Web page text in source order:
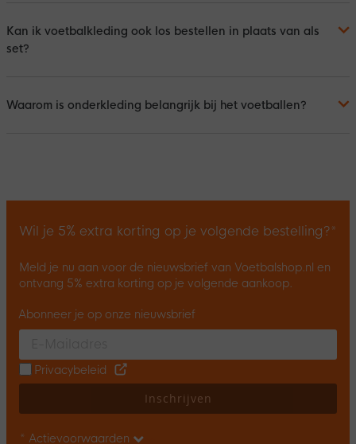
Kan ik voetbalkleding ook los bestellen in plaats van als
set?
Waarom is onderkleding belangrijk bij het voetballen?
Wil je 5% extra korting op je volgende bestelling?*
Meld je nu aan voor de nieuwsbrief van Voetbalshop.nl en
ontvang 5% extra korting op je volgende aankoop.
Enter your email and accept the privacy policy to subscribe to
Abonneer je op onze nieuwsbrief
Privacybeleid
Inschrijven
* Actievoorwaarden